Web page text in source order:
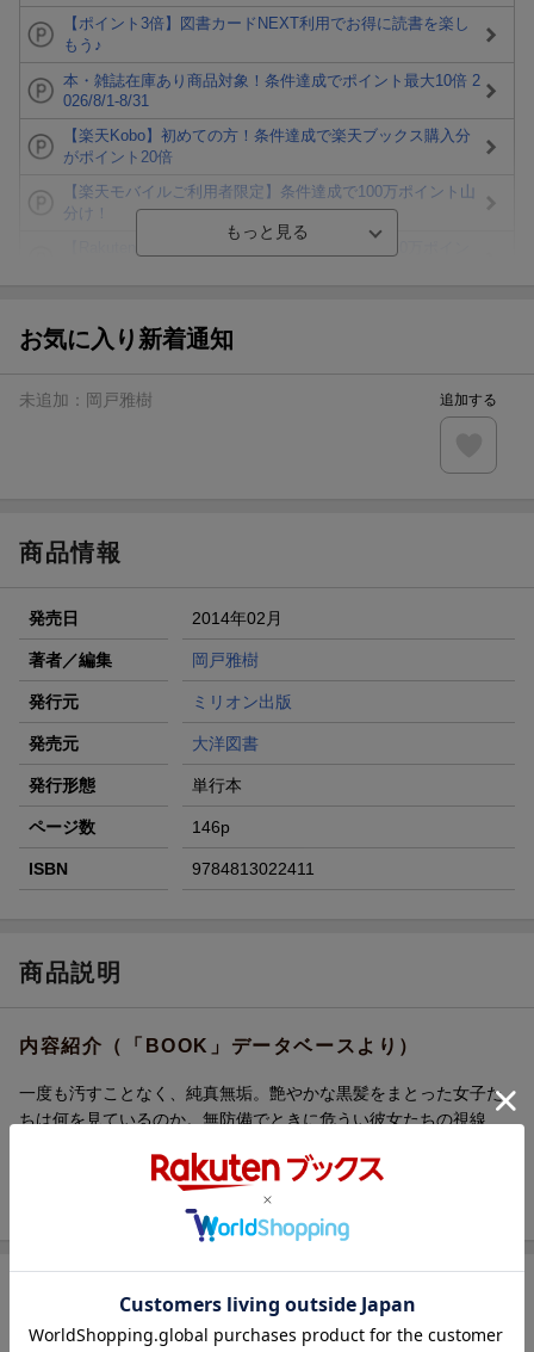
【ポイント3倍】図書カードNEXT利用でお得に読書を楽し
もう♪
本・雑誌在庫あり商品対象！条件達成でポイント最大10倍 2
026/8/1-8/31
【楽天Kobo】初めての方！条件達成で楽天ブックス購入分
がポイント20倍
【楽天モバイルご利用者限定】条件達成で100万ポイント山
分け！
が当たる！
条件達成で楽天限定・宝塚歌劇 宙組貸切公演ペアチケット
エントリー＆条件達成で『鬼滅の刃』オリジナルきんちゃく
お気に入り新着通知
未追加： 岡戸雅樹 追加する
商品情報
発売日 2014年02月
著者／編集 岡戸雅樹
発行元 ミリオン出版
発売元 大洋図書
発行形態 単行本
ページ数 146p
ISBN 9784813022411
商品説明
内容紹介（「BOOK」データベースより）
一度も汚すことなく、純真無垢。艶やかな黒髪をまとった女子た
ちは何を見ているのか。無防備でときに危うい彼女たちの視線
教室、または自室でー。ちょっぴり危険な黒髪女子の姿態をカメ